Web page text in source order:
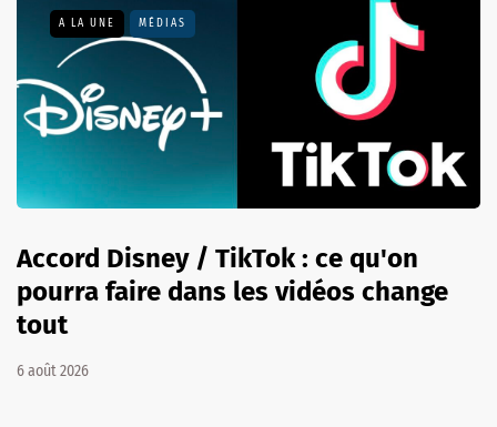
A LA UNE MÉDIAS
Accord Disney / TikTok : ce qu'on
pourra faire dans les vidéos change
tout
6 août 2026